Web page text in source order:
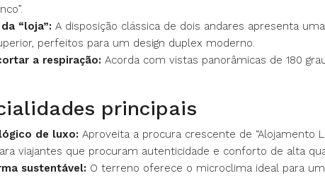
“loja”: A disposição clássica de dois andares apresenta
perfeitos para um design duplex moderno.
a respiração: Acorda com vistas panorâmicas de 180
principais
de luxo: Aproveita a procura crescente de “Alojamento
viajantes que procuram autenticidade e conforto de alta
sustentável: O terreno oferece o microclima ideal para